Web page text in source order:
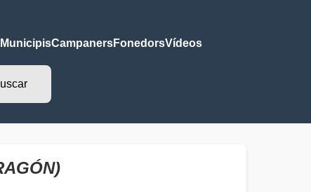
MunicipisCampanersFonedorsVídeos